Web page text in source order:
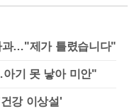
과…"제가 틀렸습니다"
기 못 낳아 미안"
강 이상설'